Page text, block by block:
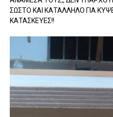
ΣΩΣΤΟ ΚΑΙ ΚΑΤΑΛΛΗΛΟ ΓΙΑ
ΚΑΤΑΣΚΕΥΕΣ!!